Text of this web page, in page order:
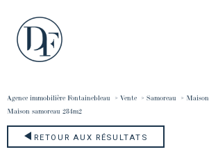
Agence immobilière Fontainebleau Vente Samoreau Maison
maison samoreau 284m2
RETOUR AUX RÉSULTATS